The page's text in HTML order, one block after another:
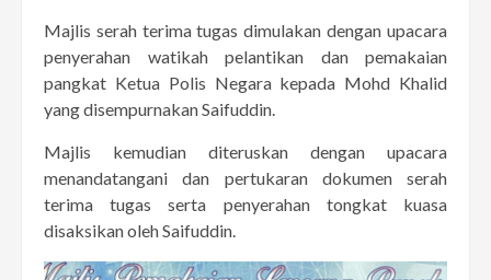
Majlis serah terima tugas dimulakan dengan upacara
penyerahan watikah pelantikan dan pemakaian
pangkat Ketua Polis Negara kepada Mohd Khalid
yang disempurnakan Saifuddin.
Majlis kemudian diteruskan dengan upacara
menandatangani dan pertukaran dokumen serah
terima tugas serta penyerahan tongkat kuasa
disaksikan oleh Saifuddin.